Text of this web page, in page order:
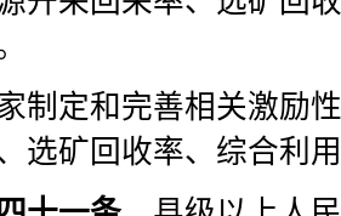
制定和完善相关激励
选矿回收率、综合利